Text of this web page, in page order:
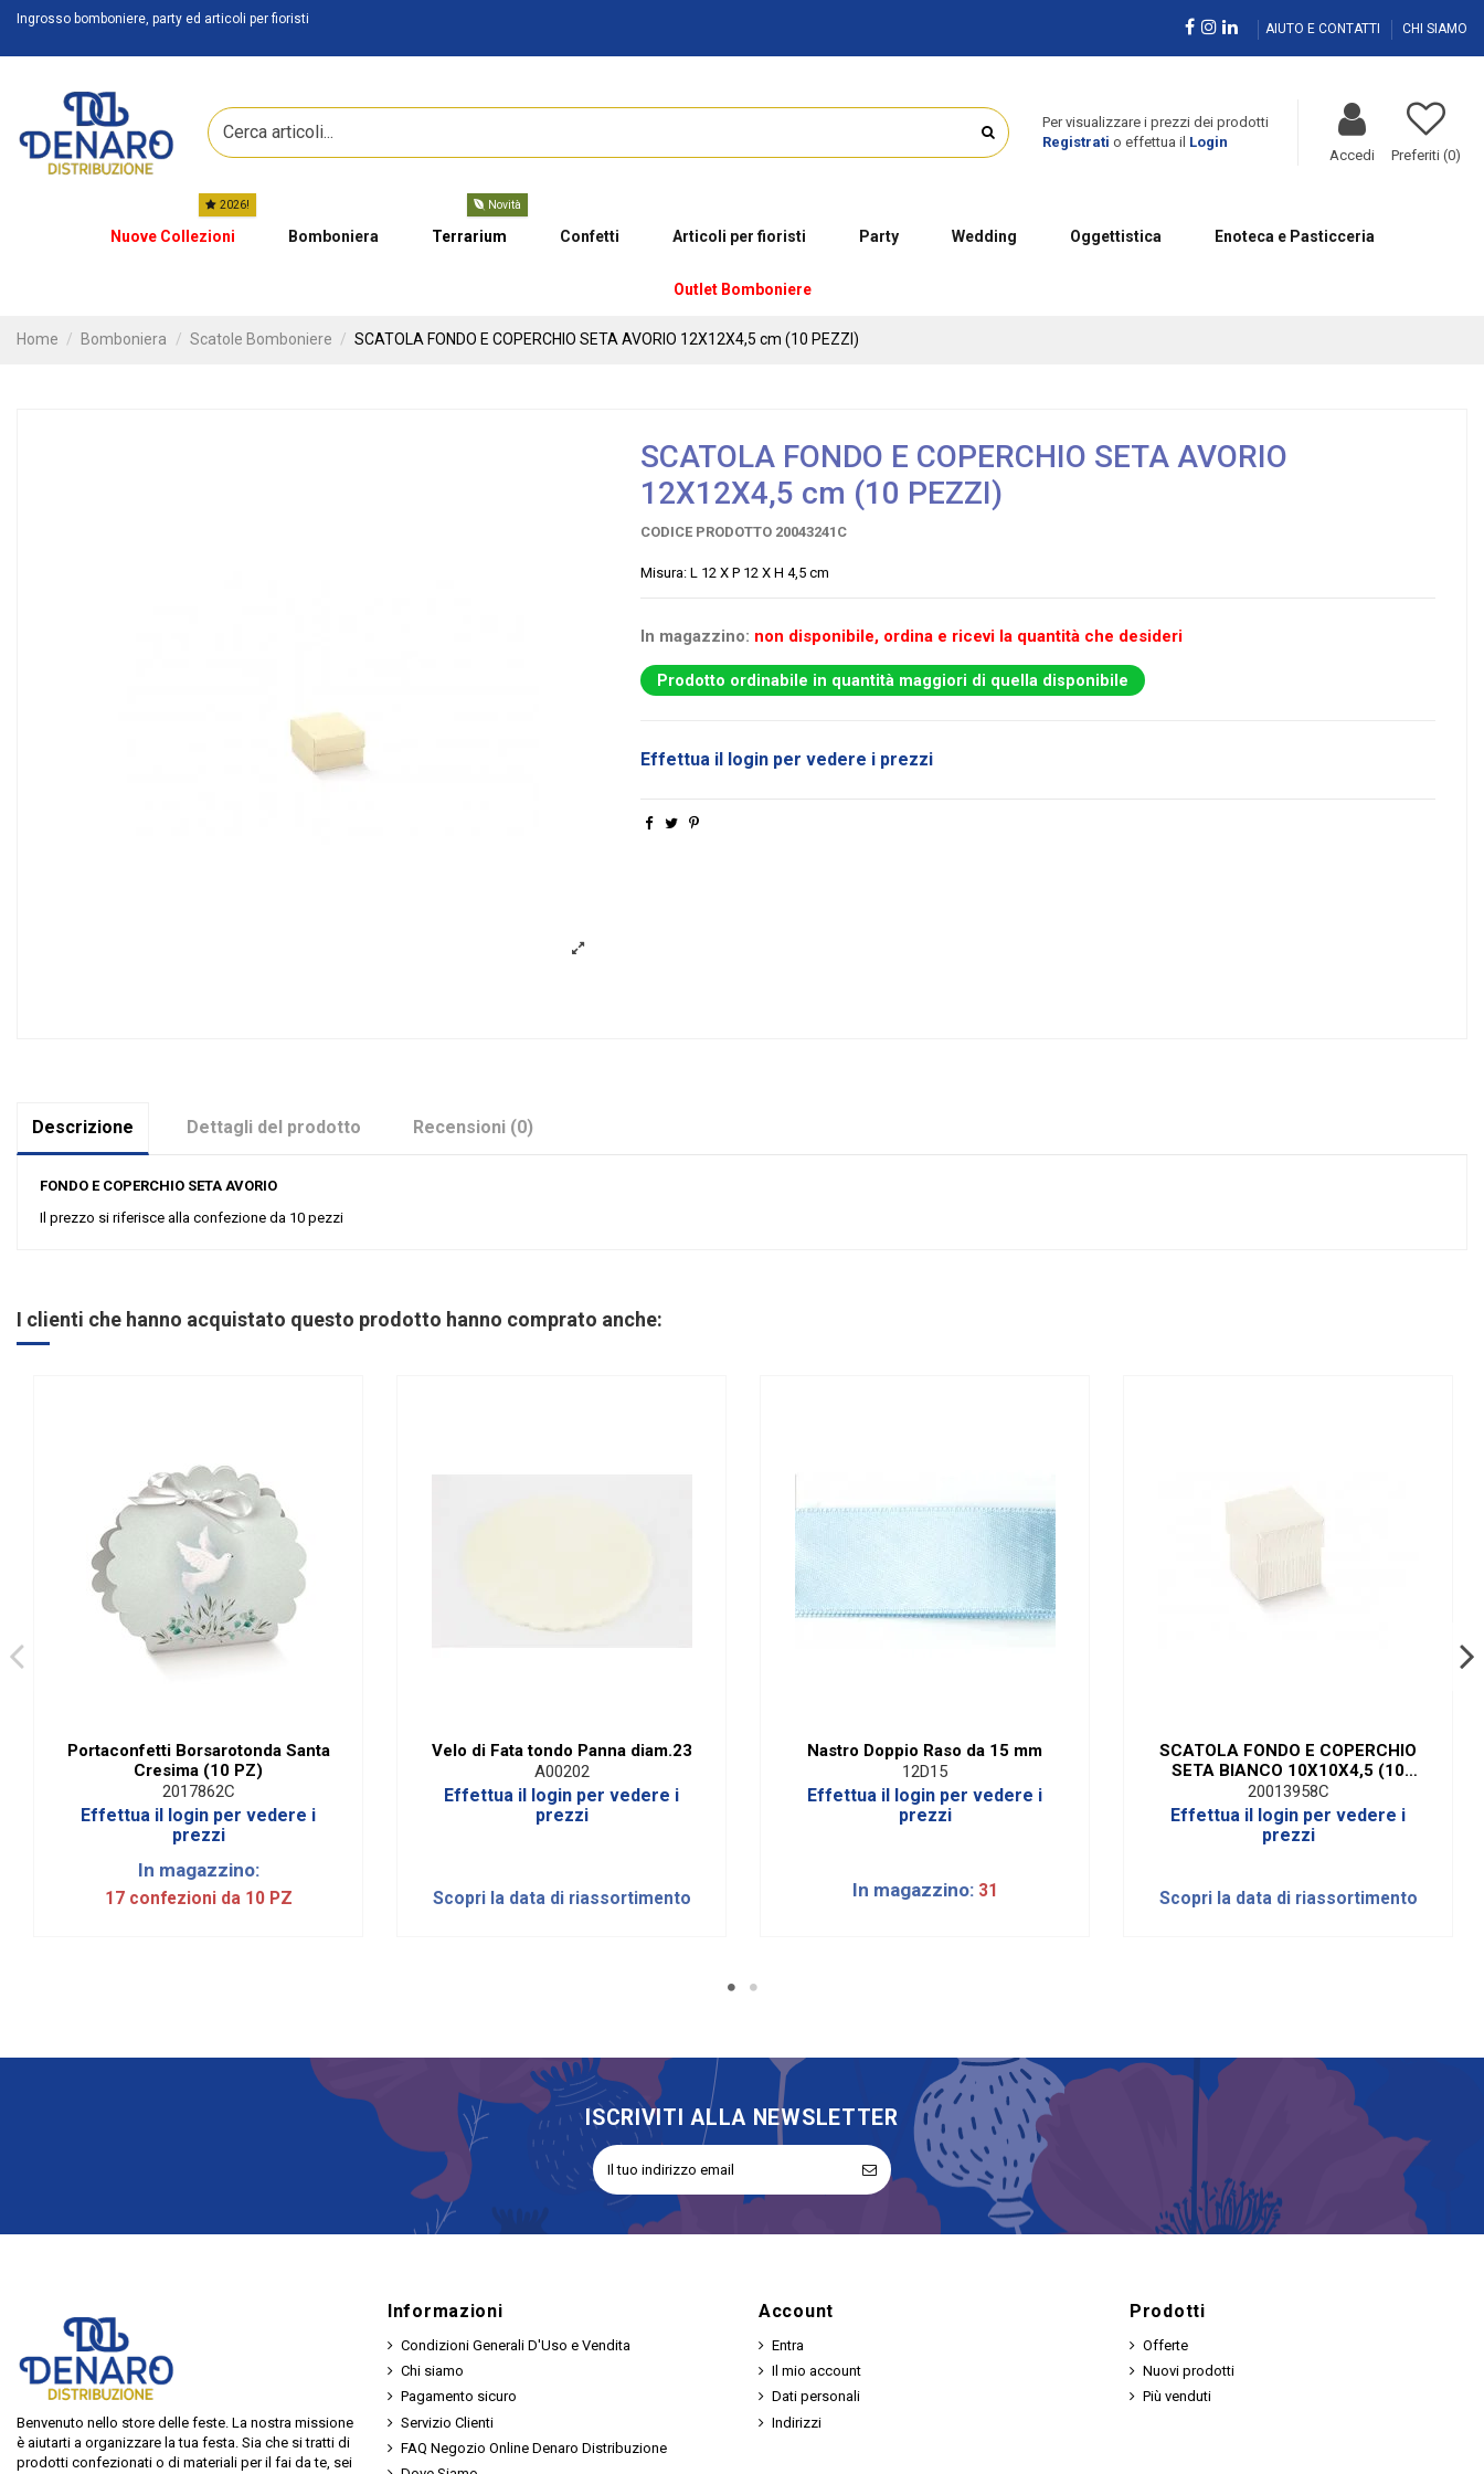
Ingrosso bomboniere, party ed articoli per fioristi
AIUTO E CONTATTI CHI SIAMO
Per visualizzare i prezzi dei prodotti
Registrati o effettua il Login
Accedi Preferiti (0)
Nuove Collezioni
2026!
Bomboniera Terrarium
Novità
Confetti Articoli per fioristi Party Wedding Oggettistica Enoteca e Pasticceria
Outlet Bomboniere
Home Bomboniera Scatole Bomboniere SCATOLA FONDO E COPERCHIO SETA AVORIO 12X12X4,5 cm (10 PEZZI)
SCATOLA FONDO E COPERCHIO SETA AVORIO
12X12X4,5 cm (10 PEZZI)
CODICE PRODOTTO 20043241C
Misura: L 12 X P 12 X H 4,5 cm
In magazzino: non disponibile, ordina e ricevi la quantità che desideri
Prodotto ordinabile in quantità maggiori di quella disponibile
Effettua il login per vedere i prezzi
Descrizione Dettagli del prodotto Recensioni (0)
FONDO E COPERCHIO SETA AVORIO
Il prezzo si riferisce alla confezione da 10 pezzi
Tipologia
I clienti che hanno acquistato questo prodotto hanno comprato anche:
Portaconfetti Borsarotonda Santa
Cresima (10 PZ)
2017862C
Effettua il login per vedere i
prezzi
In magazzino:
17 confezioni da 10 PZ
Velo di Fata tondo Panna diam.23
A00202
Effettua il login per vedere i
prezzi
Scopri la data di riassortimento
Nastro Doppio Raso da 15 mm
12D15
Effettua il login per vedere i
prezzi
In magazzino: 31
SCATOLA FONDO E COPERCHIO
SETA BIANCO 10X10X4,5 (10
PEZZI)
20013958C
Effettua il login per vedere i
prezzi
Scopri la data di riassortimento
ISCRIVITI ALLA NEWSLETTER
Benvenuto nello store delle feste. La nostra missione
è aiutarti a organizzare la tua festa. Sia che si tratti di
prodotti confezionati o di materiali per il fai da te, sei
Informazioni
Condizioni Generali D'Uso e Vendita
Chi siamo
Pagamento sicuro
Servizio Clienti
FAQ Negozio Online Denaro Distribuzione
Account
Entra
Il mio account
Dati personali
Indirizzi
Prodotti
Offerte
Nuovi prodotti
Più venduti